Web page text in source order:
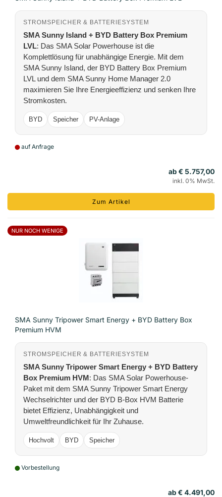
STROMSPEICHER & BATTERIESYSTEM
SMA Sunny Island + BYD Battery Box Premium
LVL: Das SMA Solar Powerhouse ist die
Komplettlösung für unabhängige Energie. Mit dem
SMA Sunny Island, der BYD Battery Box Premium
LVL und dem SMA Sunny Home Manager 2.0
maximieren Sie Ihre Energieeffizienz und senken Ihre
Stromkosten.
BYD Speicher PV-Anlage
auf Anfrage
ab € 5.757,00
inkl. 0% MwSt.
Zum Artikel
NUR NOCH WENIGE
SMA Sunny Tripower Smart Energy + BYD Battery Box
Premium HVM
STROMSPEICHER & BATTERIESYSTEM
SMA Sunny Tripower Smart Energy + BYD Battery
Box Premium HVM: Das SMA Solar Powerhouse-
Paket mit dem SMA Sunny Tripower Smart Energy
Wechselrichter und der BYD B-Box HVM Batterie
bietet Effizienz, Unabhängigkeit und
Umweltfreundlichkeit für Ihr Zuhause.
Hochvolt BYD Speicher
Vorbestellung
ab € 4.491,00